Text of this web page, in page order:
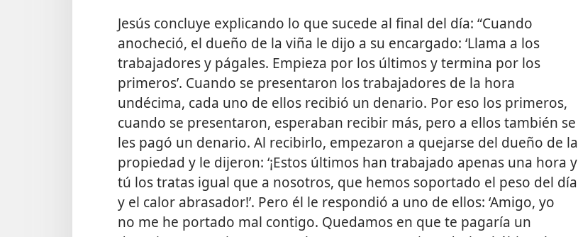
Jesús concluye explicando lo que sucede al final del día: “Cuando
anocheció, el dueño de la viña le dijo a su encargado: ‘Llama a los
trabajadores y págales. Empieza por los últimos y termina por los
primeros’. Cuando se presentaron los trabajadores de la hora
undécima, cada uno de ellos recibió un denario. Por eso los primeros,
cuando se presentaron, esperaban recibir más, pero a ellos también se
les pagó un denario. Al recibirlo, empezaron a quejarse del dueño de la
propiedad y le dijeron: ‘¡Estos últimos han trabajado apenas una hora y
tú los tratas igual que a nosotros, que hemos soportado el peso del día
y el calor abrasador!’. Pero él le respondió a uno de ellos: ‘Amigo, yo
no me he portado mal contigo. Quedamos en que te pagaría un